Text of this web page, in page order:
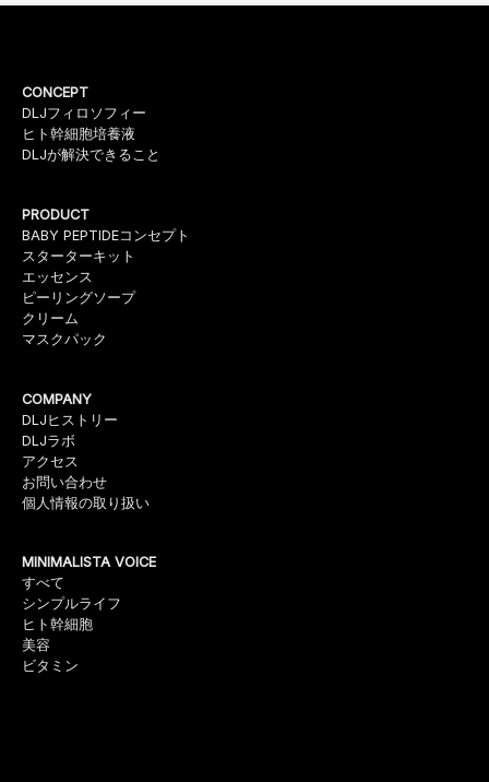
CONCEPT
DLJフィロソフィー
ヒト幹細胞培養液
DLJが解決できること
PRODUCT
BABY PEPTIDEコンセプト
スターターキット
エッセンス
ピーリングソープ
クリーム
マスクパック
COMPANY
DLJヒストリー
DLJラボ
アクセス
お問い合わせ
個人情報の取り扱い
MINIMALISTA VOICE
すべて
シンプルライフ
ヒト幹細胞
美容
ビタミン